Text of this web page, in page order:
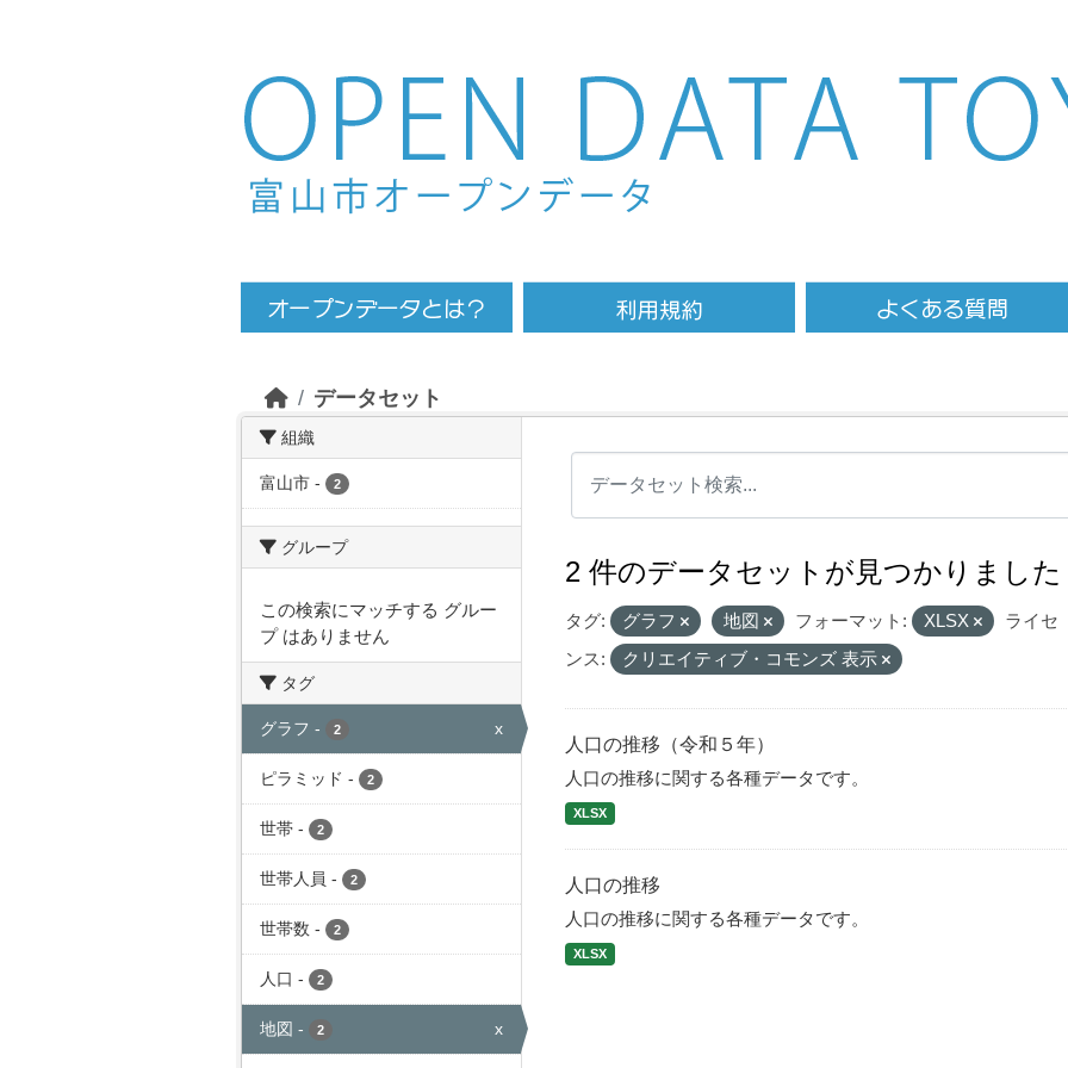
Skip to main content
データセット
組織
富山市 - 2
グループ
この検索にマッチする グルー
プ はありません
タグ
グラフ - 2 x
ピラミッド - 2
世帯 - 2
世帯人員 - 2
世帯数 - 2
人口 - 2
地図 - 2 x
2 件のデータセットが見つかりました
タグ: グラフ 地図 フォーマット: XLSX
ライセ
ンス:
クリエイティブ・コモンズ 表示
人口の推移（令和５年）
人口の推移に関する各種データです。
XLSX
人口の推移
人口の推移に関する各種データです。
XLSX